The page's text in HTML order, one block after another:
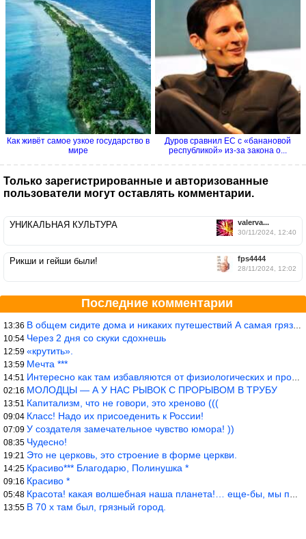
Как живёт самое узкое государство в
мире
Дуров сравнил ЕС с «банановой
республикой» из-за закона о...
Только зарегистрированные и авторизованные
пользователи могут оставлять комментарии.
valerva...
30/11/2024, 12:40
УНИКАЛЬНАЯ КУЛЬТУРА
fps4444
28/11/2024, 12:02
Рикши и гейши были!
Последние комментарии
13:36 В общем сидите дома и никаких путешествий А самая грязная в от
10:54 Через 2 дня со скуки сдохнешь
12:59 «крутить».
13:59 Мечта ***
14:51 Интересно как там избавляются от физиологических и прочих отходо
02:16 МОЛОДЦЫ — А У НАС РЫВОК С ПРОРЫВОМ В ТРУБУ
13:51 Капитализм, что не говори, это хреново (((
09:04 Класс! Надо их присоеденить к России!
07:09 У создателя замечательное чувство юмора! ))
08:35 Чудесно!
19:21 Это не церковь, это строение в форме церкви.
14:25 Красиво*** Благодарю, Полинушка *
09:16 Красиво *
05:48 Красота! какая волшебная наша планета!… еще-бы, мы понимали это…
13:55 В 70 х там был, грязный город.